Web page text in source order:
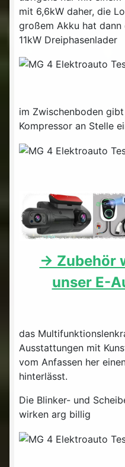
mit 6,6kW daher, die
großem Akku hat dann
11kW Dreiphasenlader
im Zwischenboden
Kompressor an Stelle
-> Zubehör
unser E-
das
Ausstattungen mit
vom Anfassen her
hinterlässt.
Die Blinker- und
wirken arg billig